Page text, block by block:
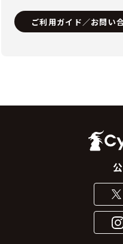
ご利用ガイド／お問い